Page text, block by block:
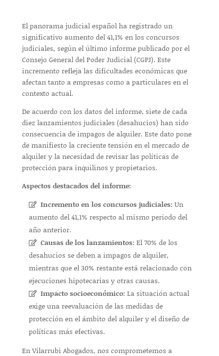
El panorama judicial español ha registrado un
significativo aumento del 41,1% en los concursos
judiciales, según el último informe publicado por el
Consejo General del Poder Judicial (CGPJ). Este
incremento refleja las dificultades económicas que
afectan tanto a empresas como a particulares en el
contexto actual.
De acuerdo con los datos del informe, siete de cada
diez lanzamientos judiciales (desahucios) han sido
consecuencia de impagos de alquiler. Este dato pone
de manifiesto la creciente tensión en el mercado de
alquiler y la necesidad de revisar las políticas de
protección para inquilinos y propietarios.
Aspectos destacados del informe:
Incremento en los concursos judiciales: Un
aumento del 41,1% respecto al mismo periodo del
año anterior.
Causas de los lanzamientos: El 70% de los
desahucios se deben a impagos de alquiler,
mientras que el 30% restante está relacionado con
ejecuciones hipotecarias y otras causas.
Impacto socioeconómico: La situación actual
exige una reevaluación de las medidas de
protección en el ámbito del alquiler y el diseño de
políticas más efectivas.
En Vilarrubi Abogados, nos comprometemos a